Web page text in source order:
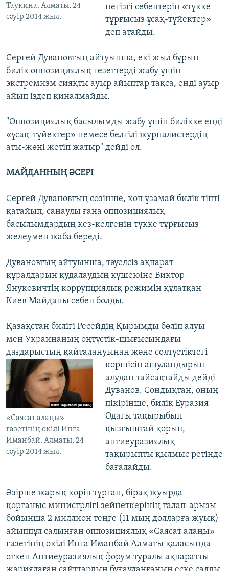
Таукина. Алматы, 24
сәуір 2014 жыл.
негізгі себептерін «түкке
тұрғысыз ұсақ-түйектер»
деп атайды.
Сергей Дувановтың айтуынша, екі жыл бұрын
билік оппозициялық гезеттерді жабу үшін
экстремизм сияқты ауыр айыптар тақса, енді ауыр
айып іздеп қиналмайды.
"Оппозициялық басылымды жабу үшін билікке енді
«ұсақ-түйектер» немесе белгілі журналистердің
аты-жөні жетіп жатыр" дейді ол.
МАЙДАННЫҢ ӘСЕРІ
Сергей Дувановтың сөзінше, көп ұзамай билік тіпті
қатайып, санаулы ғана оппозициялық
басылымдардың кез-келгенін түкке тұрғысыз
желеумен жаба береді.
Дувановтың айтуынша, тәуелсіз ақпарат
құралдарын қудалаудың күшеюіне Виктор
Януковичтің коррупциялық режимін құлатқан
Киев Майданы себеп болды.
Қазақстан билігі Ресейдің Қырымды бөліп алуы
мен Украинаның оңтүстік-шығысындағы
дағдарыстың қайталануынан және солтүстіктегі
көршісін
«Саясат алаңы»
газетінің өкілі Инга
Иманбай. Алматы, 24
сәуір 2014 жыл.
ашуландырып
алудан тайсақтайды дейді
Дуванов. Сондықтан, оның
пікірінше, билік Еуразия
Одағы тақырыбын
қызғыштай қорып,
антиеуразиялық
тақырыпты қылмыс ретінде
бағалайды.
Әзірше жарық көріп тұрған, бірақ жуырда
қорғаныс министрлігі зейнеткерінің талап-арызы
бойынша 2 миллион теңге (11 мың долларға жуық)
айыппұл салынған оппозициялық «Саясат алаңы»
газетінің өкілі Инга Иманбай Алматы қаласында
өткен Антиеуразиялық форум туралы ақпаратты